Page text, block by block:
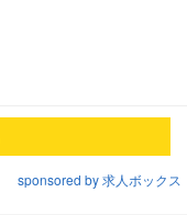
sponsored by 求人ボックス